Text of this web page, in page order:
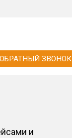
ОБРАТНЫЙ ЗВОНОК
и